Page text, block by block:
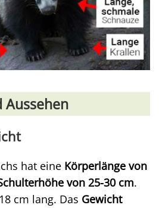
Aussehen
hat eine Körperlänge von
von 25-30 cm.
cm lang. Das Gewicht